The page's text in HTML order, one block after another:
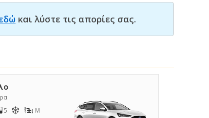
και λύστε τις απορίες σας.
5 M